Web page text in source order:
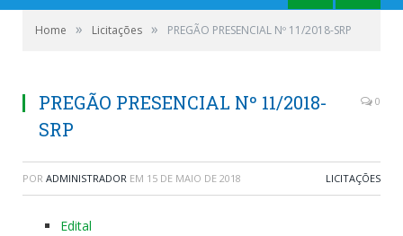
Home » Licitações » PREGÃO PRESENCIAL Nº 11/2018-SRP
PREGÃO PRESENCIAL Nº 11/2018-
SRP
0
POR ADMINISTRADOR EM 15 DE MAIO DE 2018 LICITAÇÕES
Edital